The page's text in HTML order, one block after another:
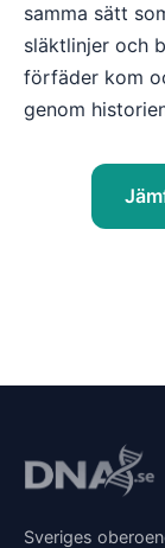
samma sätt
släktlinjer och
förfäder kom
genom
Sveriges